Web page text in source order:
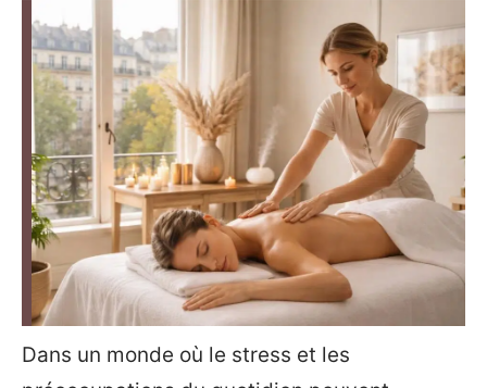
Dans un monde où le stress et les